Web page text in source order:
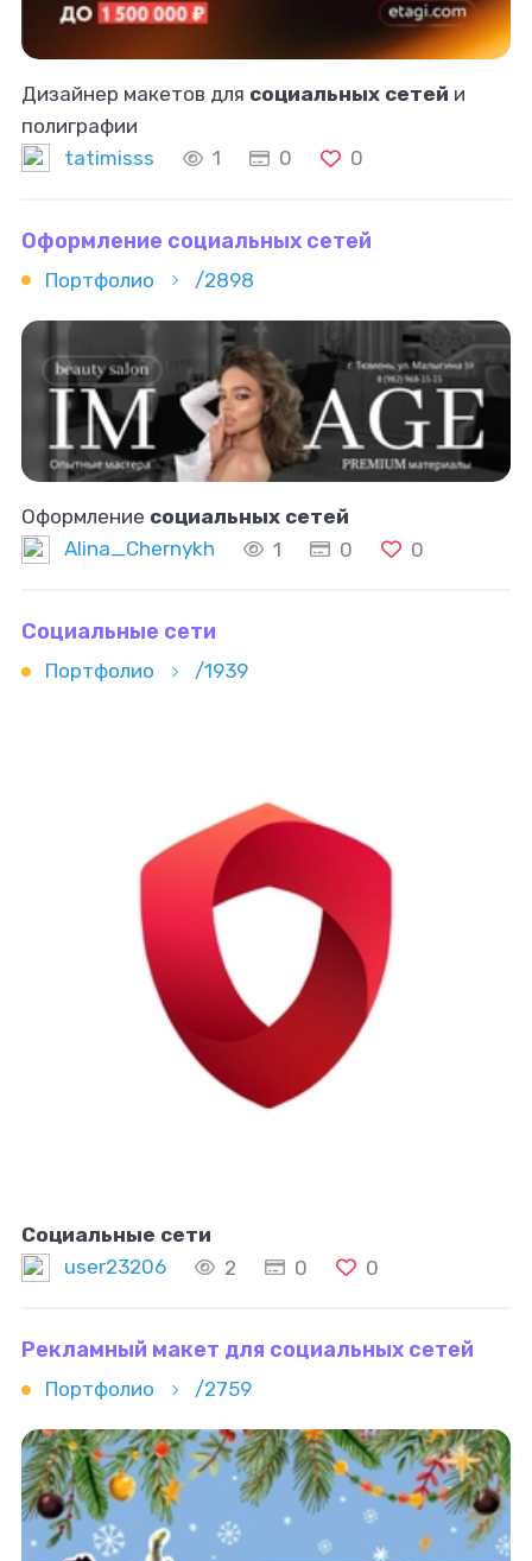
Дизайнер макетов для социальных сетей и
полиграфии
tatimisss
1 0 0
Оформление социальных сетей
Портфолио /2898
Оформление социальных сетей
Alina_Chernykh
1 0 0
Социальные сети
Портфолио /1939
Социальные сети
user23206
2 0 0
Рекламный макет для социальных сетей
Портфолио /2759